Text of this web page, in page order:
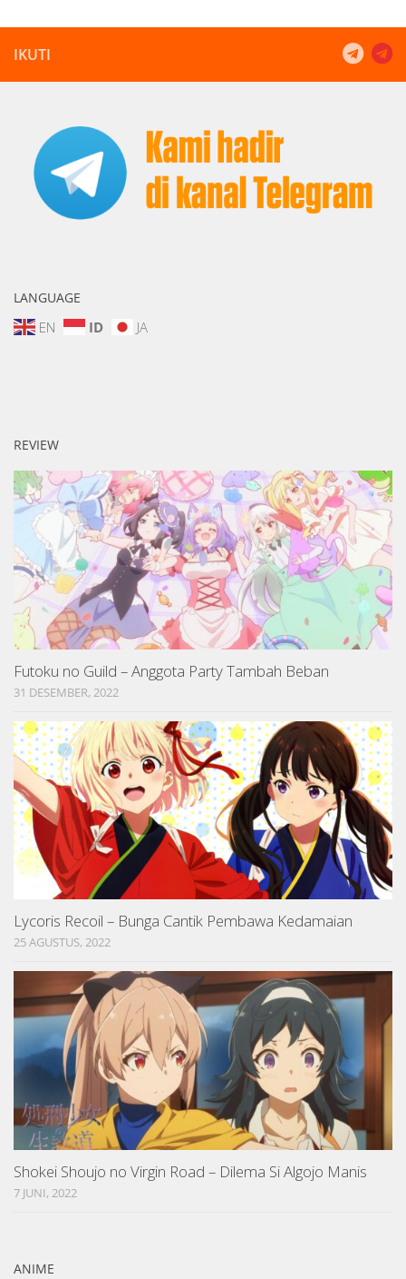
IKUTI
LANGUAGE
EN ID JA
REVIEW
Futoku no Guild – Anggota Party Tambah Beban
31 DESEMBER, 2022
Lycoris Recoil – Bunga Cantik Pembawa Kedamaian
25 AGUSTUS, 2022
Shokei Shoujo no Virgin Road – Dilema Si Algojo Manis
7 JUNI, 2022
ANIME